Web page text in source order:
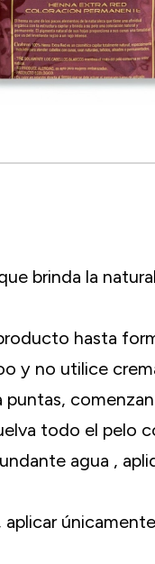
brinda la
hasta
y no utilice
puntas,
todo el pelo
agua ,
aplicar